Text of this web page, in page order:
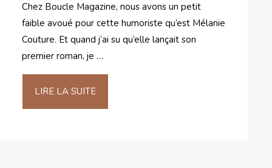
Chez Boucle Magazine, nous avons un petit
faible avoué pour cette humoriste qu’est Mélanie
Couture. Et quand j’ai su qu’elle lançait son
premier roman, je …
LIRE LA SUITE